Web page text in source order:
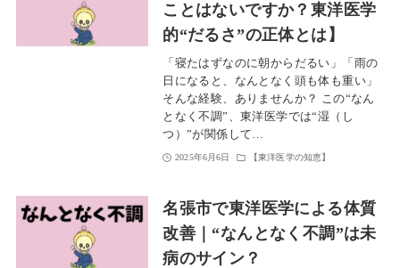
ことはないですか？東洋医学
的“だるさ”の正体とは】
「寝たはずなのに朝からだるい」「雨の
日になると、なんとなく頭も体も重い」
そんな経験、ありませんか？ この“なん
となく不調”、東洋医学では“湿（し
つ）”が関係して…
2025年6月6日 【東洋医学の知恵】
名張市で東洋医学による体質
改善｜“なんとなく不調”は未
病のサイン？